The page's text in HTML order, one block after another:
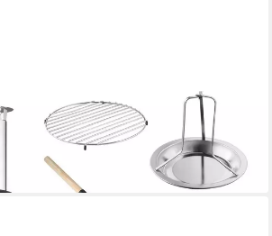
/ Gulaschkessel 19 Liter
bei dir